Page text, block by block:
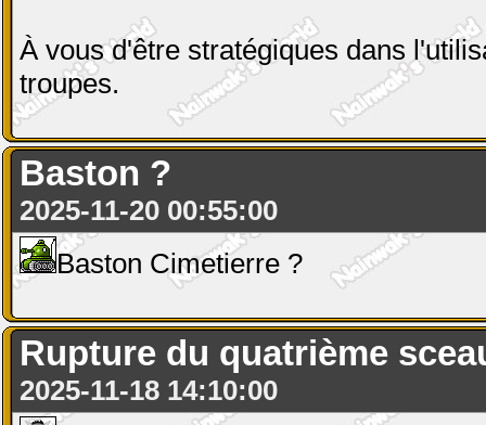
À vous d'être stratégiques dans
troupes.
Baston ?
2025-11-20 00:55:00
Baston Cimetierre ?
Rupture du quatrième
2025-11-18 14:10:00